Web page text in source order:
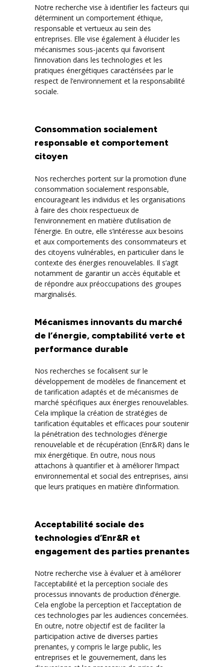
Notre recherche vise à identifier les facteurs qui
déterminent un comportement éthique,
responsable et vertueux au sein des
entreprises. Elle vise également à élucider les
mécanismes sous-jacents qui favorisent
l’innovation dans les technologies et les
pratiques énergétiques caractérisées par le
respect de l’environnement et la responsabilité
sociale.
Consommation socialement
responsable et comportement
citoyen
Nos recherches portent sur la promotion d’une
consommation socialement responsable,
encourageant les individus et les organisations
à faire des choix respectueux de
l’environnement en matière d’utilisation de
l’énergie. En outre, elle s’intéresse aux besoins
et aux comportements des consommateurs et
des citoyens vulnérables, en particulier dans le
contexte des énergies renouvelables. Il s’agit
notamment de garantir un accès équitable et
de répondre aux préoccupations des groupes
marginalisés.
Mécanismes innovants du marché
de l’énergie, comptabilité verte et
performance durable
Nos recherches se focalisent sur le
développement de modèles de financement et
de tarification adaptés et de mécanismes de
marché spécifiques aux énergies renouvelables.
Cela implique la création de stratégies de
tarification équitables et efficaces pour soutenir
la pénétration des technologies d’énergie
renouvelable et de récupération (Enr&R) dans le
mix énergétique. En outre, nous nous
attachons à quantifier et à améliorer l’impact
environnemental et social des entreprises, ainsi
que leurs pratiques en matière d’information.
Acceptabilité sociale des
technologies d’Enr&R et
engagement des parties prenantes
Notre recherche vise à évaluer et à améliorer
l’acceptabilité et la perception sociale des
processus innovants de production d’énergie.
Cela englobe la perception et l’acceptation de
ces technologies par les audiences concernées.
En outre, notre objectif est de faciliter la
participation active de diverses parties
prenantes, y compris le large public, les
entreprises et le gouvernement, dans les